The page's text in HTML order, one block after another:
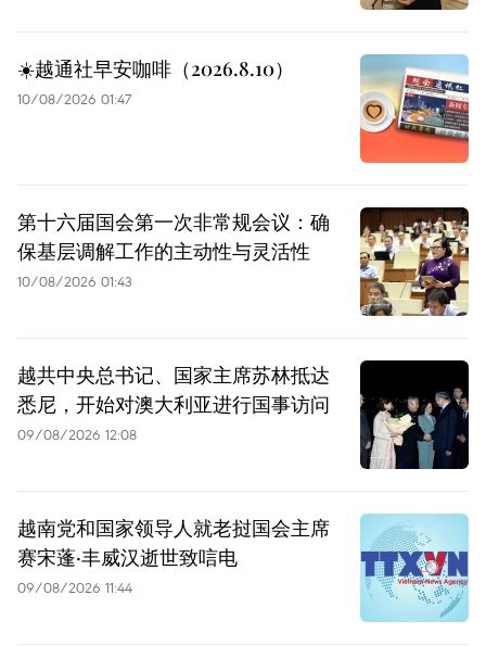
☀️越通社早安咖啡（2026.8.10）
10/08/2026 01:47
第十六届国会第一次非常规会议：确
保基层调解工作的主动性与灵活性
10/08/2026 01:43
越共中央总书记、国家主席苏林抵达
悉尼，开始对澳大利亚进行国事访问
09/08/2026 12:08
越南党和国家领导人就老挝国会主席
赛宋蓬·丰威汉逝世致唁电
09/08/2026 11:44